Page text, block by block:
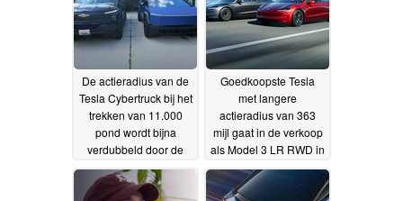
De actieradius van de
Tesla Cybertruck bij het
trekken van 11.000
pond wordt bijna
verdubbeld door de
Chevy Silverado EV bij
het trekken van
Goedkoopste Tesla
met langere
actieradius van 363
mijl gaat in de verkoop
als Model 3 LR RWD in
aanmerking komt voor
belastingvoordeel
12-07-